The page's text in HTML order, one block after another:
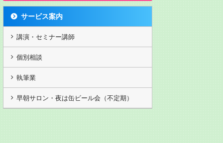
20250910セミナ
カヤノ講演動画202503月
写真が20年前ですがw カヤノ
サービス案内
講演・セミナー講師
個別相談
執筆業
早朝サロン・夜は缶ビール会（不定期）